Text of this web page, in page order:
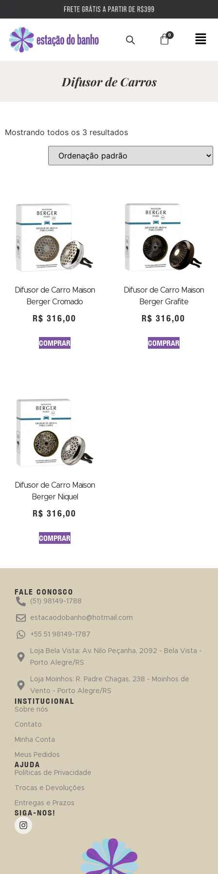
Difusor de Carros
Mostrando todos os 3 resultados
Difusor de Carro Maison
Berger Cromado
R$ 316,00
COMPRAR
Difusor de Carro Maison
Berger Grafite
R$ 316,00
COMPRAR
Difusor de Carro Maison
Berger Niquel
R$ 316,00
COMPRAR
FALE CONOSCO
(51) 98149-1788
estacaodobanho@hotmail.com
+55 51 98149-1787
Loja Bela Vista: Av. Nilo Peçanha, 2092 - Bela Vista -
Porto Alegre/RS
Loja Moinhos: R. Padre Chagas, 238 - Moinhos de
Vento - Porto Alegre/RS
INSTITUCIONAL
Sobre nós
Contato
Minha Conta
Meus Pedidos
AJUDA
Políticas de Privacidade
Trocas e Devoluções
Entregas e Prazos
SIGA-NOS!